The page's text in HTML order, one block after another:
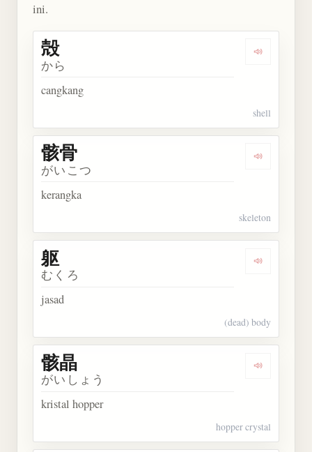
ini.
Dengarkan
殻
から
cangkang
shell
Dengarkan
骸骨
がいこつ
kerangka
skeleton
Dengarkan
躯
むくろ
jasad
(dead) body
Dengarkan
骸晶
がいしょう
kristal hopper
hopper crystal